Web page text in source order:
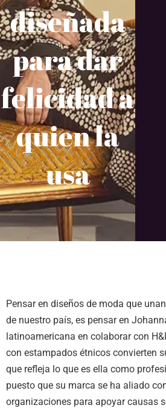
diseñada
para dar
felicidad a
quien la
usa
Pensar en diseños de moda que
de nuestro país, es pensar en
latinoamericana en colaborar con
con estampados étnicos convierten
que refleja lo que es ella como
puesto que su marca se ha aliado
organizaciones para apoyar causas